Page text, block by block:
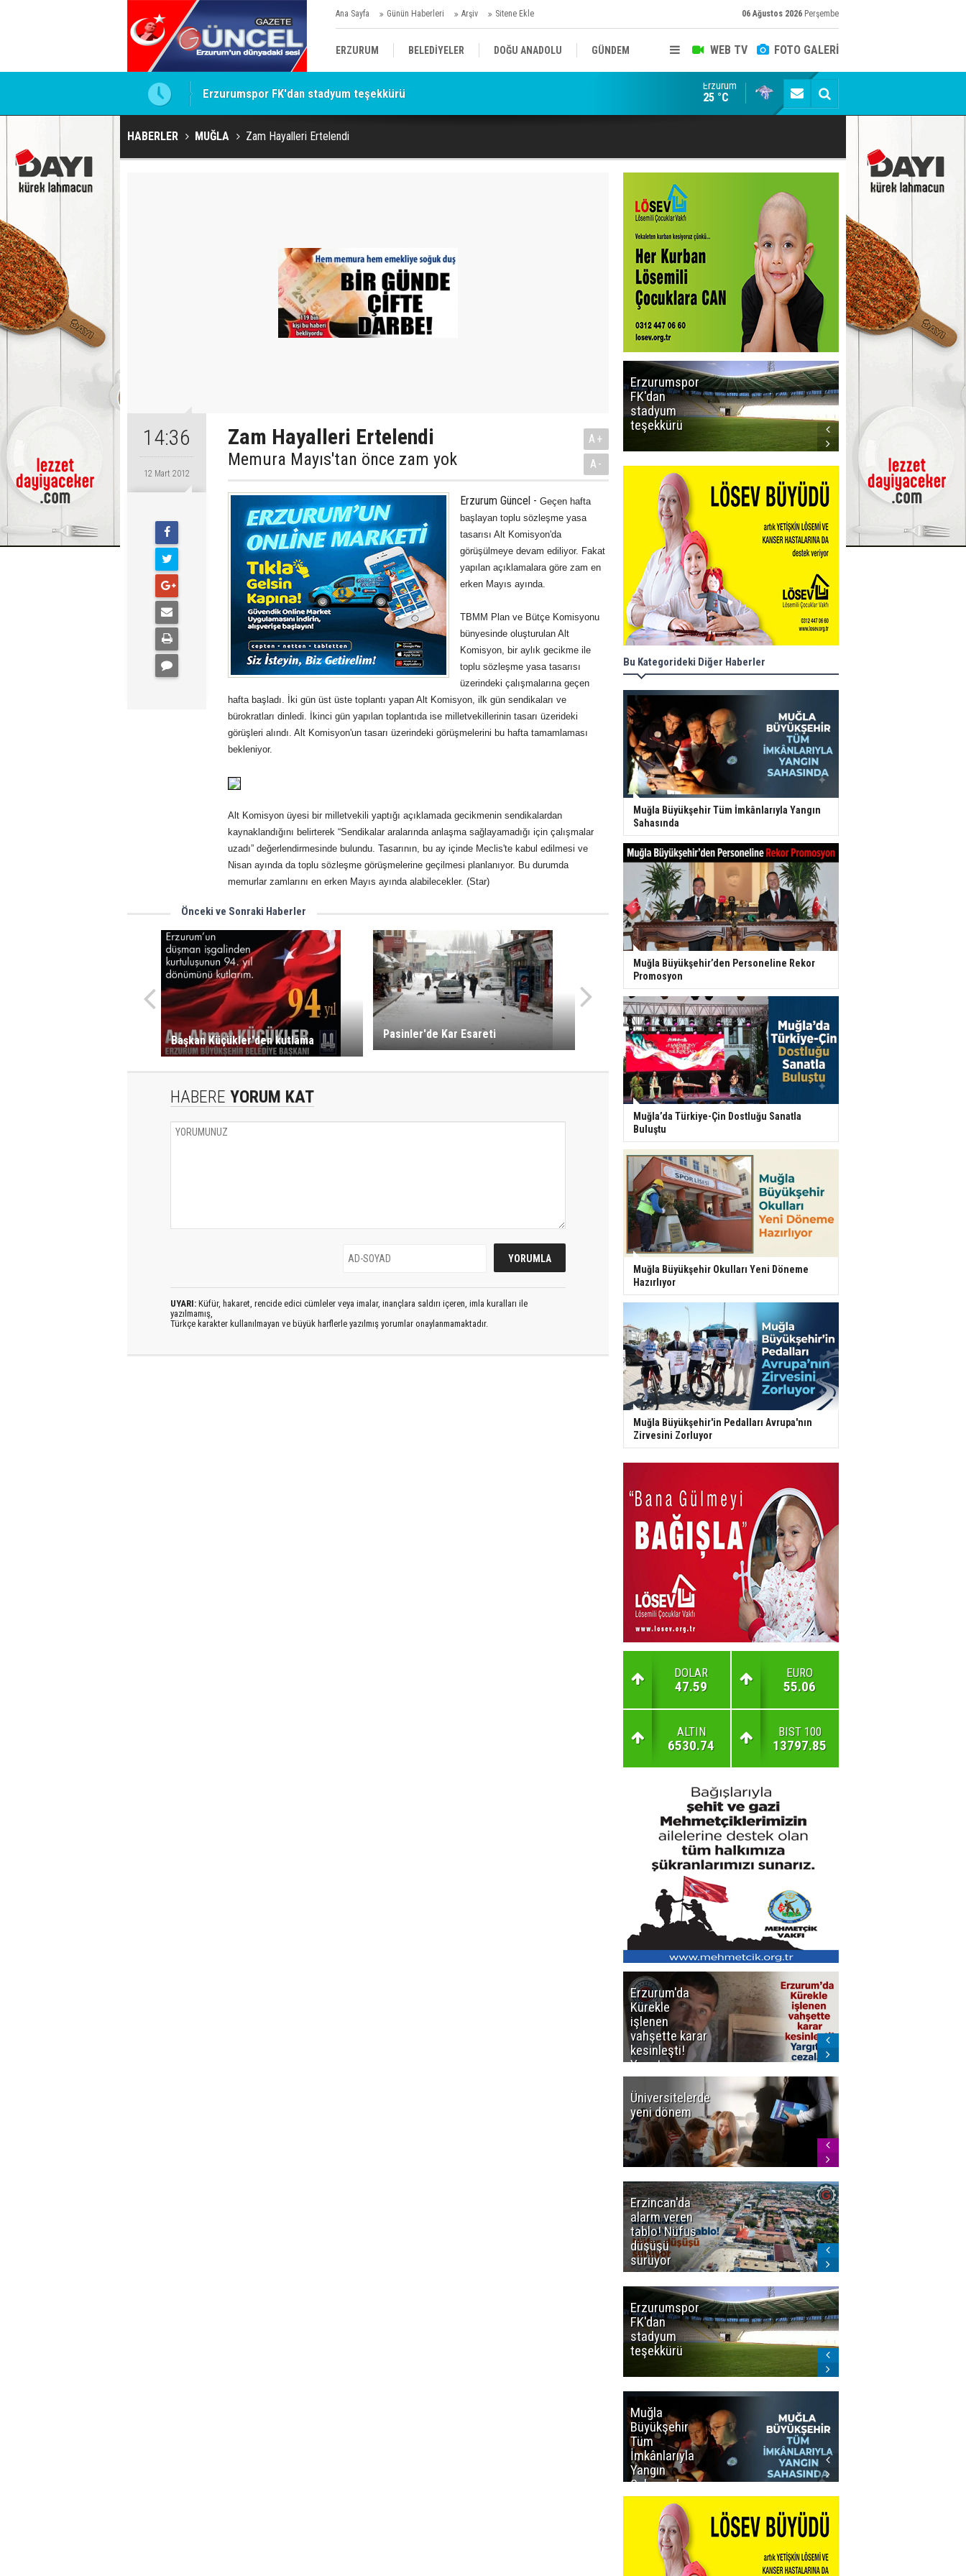
Ana Sayfa Günün Haberleri Arşiv Sitene Ekle 06 Ağustos 2026 Perşembe
WEB TV FOTO GALERİ
ERZURUM BELEDİYELER DOĞU ANADOLU GÜNDEM
SİYASET
Erzurumspor FK'dan stadyum teşekkürü Erzurum dâhil Çok Sayıda İlde Uyuşturucuya Darbe
Erzurum
25 °C
HABERLER MUĞLA Zam Hayalleri Ertelendi
14:36
12 Mart 2012
Zam Hayalleri Ertelendi
Memura Mayıs'tan önce zam yok
A+
A-
Erzurum Güncel - Geçen hafta
başlayan toplu sözleşme yasa
tasarısı Alt Komisyon'da
görüşülmeye devam ediliyor. Fakat
yapılan açıklamalara göre zam en
erken Mayıs ayında.
TBMM Plan ve Bütçe Komisyonu
bünyesinde oluşturulan Alt
Komisyon, bir aylık gecikme ile
toplu sözleşme yasa tasarısı
üzerindeki çalışmalarına geçen
hafta başladı. İki gün üst üste toplantı yapan Alt Komisyon, ilk gün sendikaları ve
bürokratları dinledi. İkinci gün yapılan toplantıda ise milletvekillerinin tasarı üzerideki
görüşleri alındı. Alt Komisyon'un tasarı üzerindeki görüşmelerini bu hafta tamamlaması
bekleniyor.
Alt Komisyon üyesi bir milletvekili yaptığı açıklamada gecikmenin sendikalardan
kaynaklandığını belirterek “Sendikalar aralarında anlaşma sağlayamadığı için çalışmalar
uzadı” değerlendirmesinde bulundu. Tasarının, bu ay içinde Meclis'te kabul edilmesi ve
Nisan ayında da toplu sözleşme görüşmelerine geçilmesi planlanıyor. Bu durumda
memurlar zamlarını en erken Mayıs ayında alabilecekler. (Star)
Önceki ve Sonraki Haberler
Başkan Küçükler'den kutlama Pasinler'de Kar Esareti
HABERE YORUM KAT
UYARI: Küfür, hakaret, rencide edici cümleler veya imalar, inançlara saldırı içeren, imla kuralları ile
yazılmamış,
Türkçe karakter kullanılmayan ve büyük harflerle yazılmış yorumlar onaylanmamaktadır.
Erzurumspor
FK'dan
stadyum
teşekkürü
Belediye
Başkanı servet
değerinde
Salah forması
aldı
Bu Kategorideki Diğer Haberler
Muğla Büyükşehir Tüm İmkânlarıyla Yangın
Sahasında
Muğla Büyükşehir’den Personeline Rekor
Promosyon
Muğla’da Türkiye-Çin Dostluğu Sanatla
Buluştu
Muğla Büyükşehir Okulları Yeni Döneme
Hazırlıyor
Muğla Büyükşehir'in Pedalları Avrupa'nın
Zirvesini Zorluyor
DOLAR
47.59
EURO
55.06
ALTIN
6530.74
BIST 100
13797.85
Erzurum'da
Kürekle
işlenen
vahşette karar
kesinleşti!
Yargıtay
cezaları onadı
Üniversitelerde
yeni dönem
Erzincan'da
alarm veren
tablo! Nüfus
düşüşü
sürüyor
Erzurumspor
FK'dan
stadyum
teşekkürü
Muğla
Büyükşehir
Tüm
İmkânlarıyla
Yangın
Sahasında